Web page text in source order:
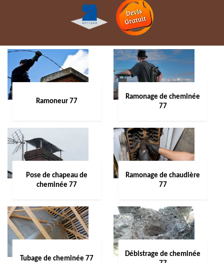
Ramoneur 77
Ramonage de cheminée
77
Pose de chapeau de
cheminée 77
Ramonage de chaudière
77
Tubage de cheminée 77
Débistrage de cheminée